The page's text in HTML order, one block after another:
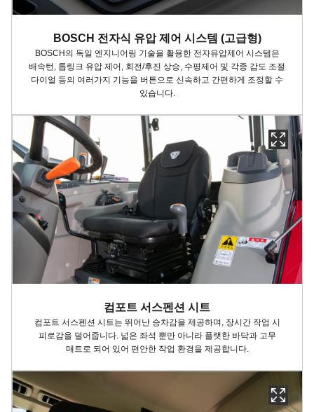
BOSCH 전자식 유압 제어 시스템 (고급형)
BOSCH의 독일 엔지니어링 기술을 활용한 전자유압제어 시스템은
배속턴, 톱링크 유압 제어, 회전/후진 상승, 수평제어 및 각종 감도 조절
다이얼 등의 여러가지 기능을 버튼으로 신속하고 간편하게 조정할 수
있습니다.
컴포트 서스펜션 시트
컴포트 서스펜션 시트는 뛰어난 승차감을 제공하며, 장시간 작업 시
피로감을 덜어줍니다. 넓은 좌석 뿐만 아니라 플랫한 바닥과 고무
매트로 되어 있어 편안한 작업 환경을 제공합니다.